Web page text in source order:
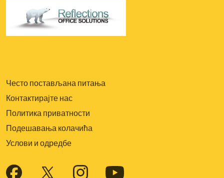
Често постављана питања
Контактирајте нас
Политика приватности
Подешавања колачића
Услови и одредбе